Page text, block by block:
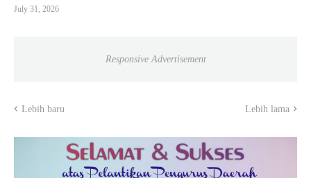
July 31, 2026
Responsive Advertisement
Lebih baru Lebih lama